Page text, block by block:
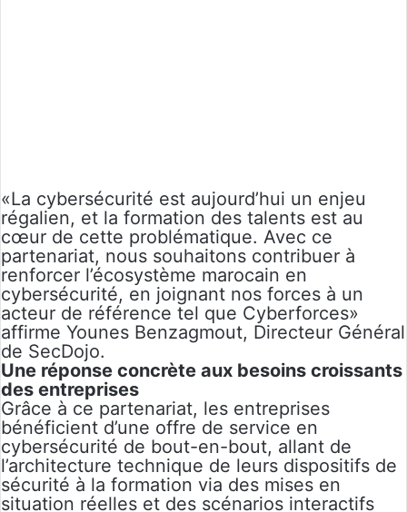
«La cybersécurité est aujourd’hui un enjeu
régalien, et la formation des talents est au
cœur de cette problématique. Avec ce
partenariat, nous souhaitons contribuer à
renforcer l’écosystème marocain en
cybersécurité, en joignant nos forces à un
acteur de référence tel que Cyberforces»
affirme Younes Benzagmout, Directeur Général
de SecDojo.
Une réponse concrète aux besoins croissants
des entreprises
Grâce à ce partenariat, les entreprises
bénéficient d’une offre de service en
cybersécurité de bout-en-bout, allant de
l’architecture technique de leurs dispositifs de
sécurité à la formation via des mises en
situation réelles et des scénarios interactifs